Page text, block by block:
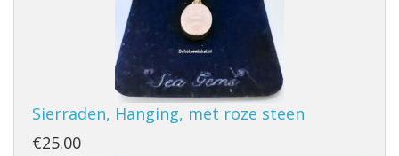
Sierraden, Hanging, met roze steen
€25.00